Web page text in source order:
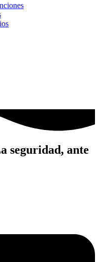
seguridad, ante